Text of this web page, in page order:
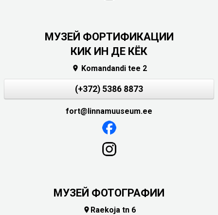
МУЗЕЙ ФОРТИФИКАЦИИ
КИК ИН ДЕ КЁК
 Komandandi tee 2
(+372) 5386 8873
fort@linnamuuseum.ee
МУЗЕЙ ФОТОГРАФИИ
 Raekoja tn 6